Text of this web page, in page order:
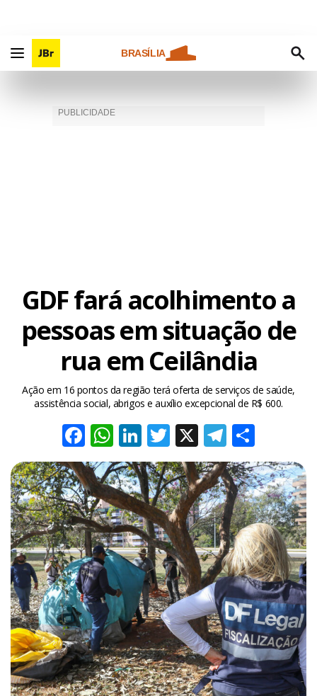
BRASÍLIA
GDF fará acolhimento a
pessoas em situação de
rua em Ceilândia
Ação em 16 pontos da região terá oferta de serviços de saúde,
assistência social, abrigos e auxílio excepcional de R$ 600.
Facebook
WhatsApp
LinkedIn
Twitter
X